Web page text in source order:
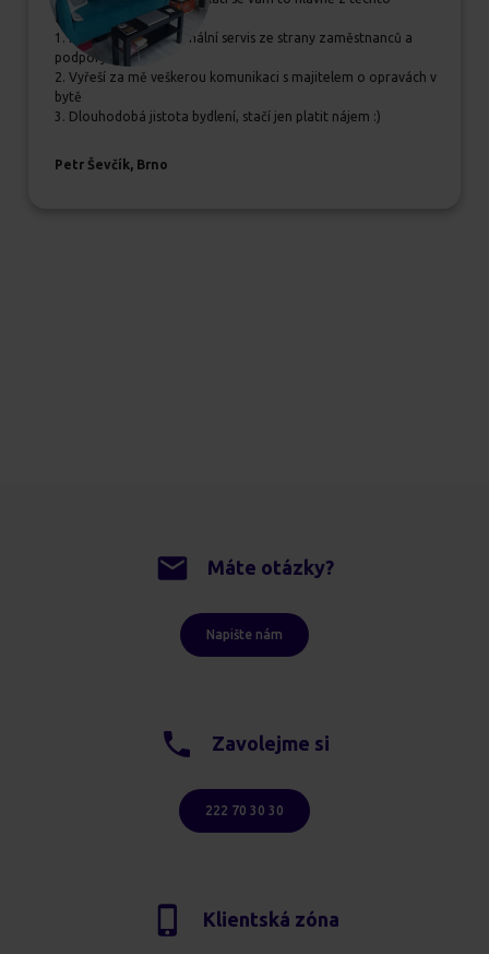
důvodů:
1. Příjemný a profesionální servis ze strany zaměstnanců a
podpory
2. Vyřeší za mě veškerou komunikaci s majitelem o opravách v
bytě
3. Dlouhodobá jistota bydlení, stačí jen platit nájem :)
Petr Ševčík, Brno
Máte otázky?
Napište nám
Zavolejme si
222 70 30 30
Klientská zóna